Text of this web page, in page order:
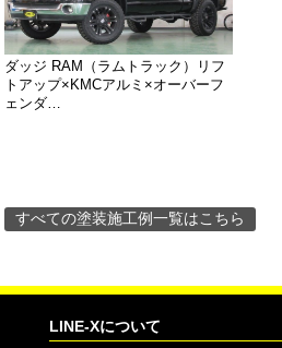
ダッジ RAM（ラムトラック）リフ
トアップ×KMCアルミ×オーバーフ
ェンダ…
すべての塗装施工例一覧はこちら
LINE-Xについて